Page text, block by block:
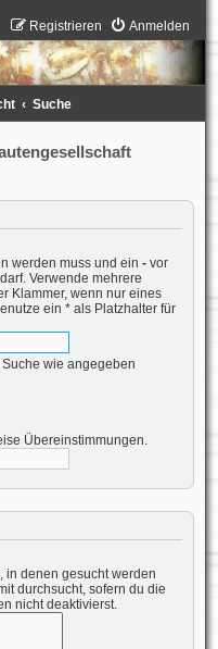
Anmelden
Registrieren
Suche
werden muss und ein -vor
Verwende mehrere
Klammer, wenn nur eines
ein * als Platzhalter für
wie angegeben
Übereinstimmungen.
in denen gesucht werden
durchsucht, sofern du die
nicht deaktivierst.